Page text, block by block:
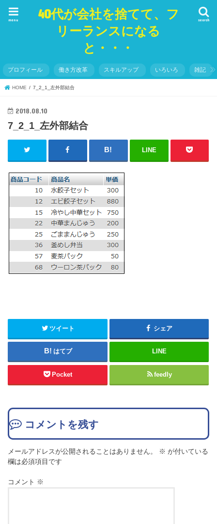
40代が会社を捨てて、フ
リーランスになる
と・・・
search
menu
プロフィール 働き方改革 スキルアップ いろいろ 雑記
HOME 7_2_1_左外部結合
2018.08.10
7_2_1_左外部結合
LINE
ツイート シェア
はてブ LINE
Pocket feedly
コメントを残す
メールアドレスが公開されることはありません。 ※ が付いている
欄は必須項目です
コメント ※